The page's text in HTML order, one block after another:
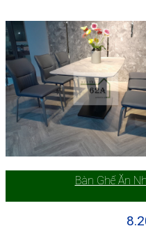
Bàn Ghế Ăn